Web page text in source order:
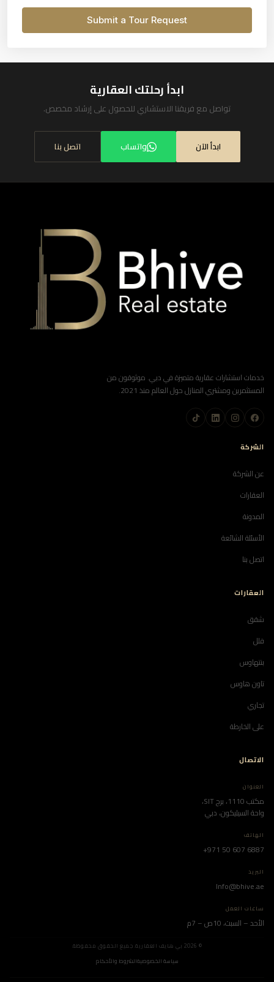
Submit a Tour Request
ابدأ رحلتك العقارية
تواصل مع فريقنا الاستشاري للحصول على إرشاد مخصص.
ابدأ الآن واتساب اتصل بنا
خدمات استشارات عقارية متميزة في دبي. موثوقون من
المستثمرين ومشتري المنازل حول العالم منذ 2021.
الشركة
عن الشركة
العقارات
المدونة
الأسئلة الشائعة
اتصل بنا
العقارات
شقق
فلل
بنتهاوس
تاون هاوس
تجاري
على الخارطة
الاتصال
العنوان
مكتب 1110، برج SIT،
واحة السيليكون، دبي
الهاتف
+971 50 607 6887
البريد
Info@bhive.ae
ساعات العمل
الأحد – السبت، 10ص – 7م
سياسة الخصوصيةالشروط والأحكام